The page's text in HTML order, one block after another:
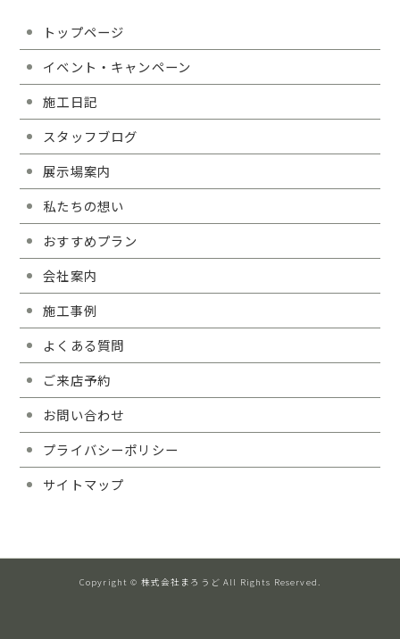
トップページ
イベント・キャンペーン
施工日記
スタッフブログ
展示場案内
私たちの想い
おすすめプラン
会社案内
施工事例
よくある質問
ご来店予約
お問い合わせ
プライバシーポリシー
サイトマップ
Copyright © 株式会社まろうど All Rights Reserved.